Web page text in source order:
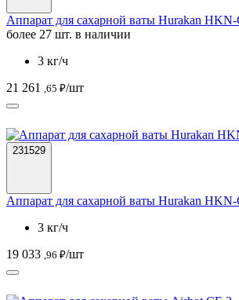
Аппарат для сахарной ваты Hurakan
более 27 шт. в наличии
3 кг/ч
21 261
,65 ₽/шт
231529
Аппарат для сахарной ваты Hurakan HKN-
3 кг/ч
19 033 ,96 ₽/шт